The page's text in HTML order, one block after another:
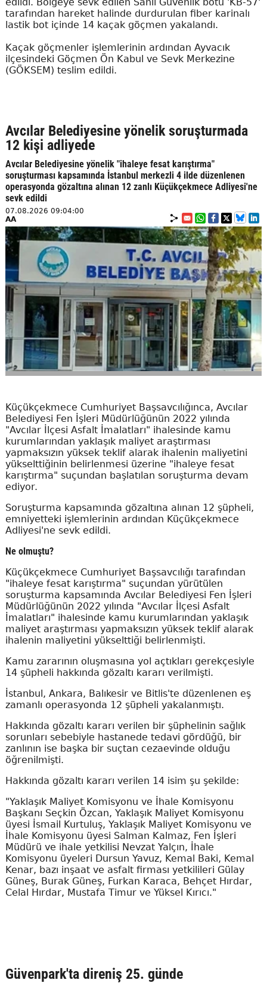
tarafından hareket halinde durdurulan fiber karinalı
lastik bot içinde 14 kaçak göçmen yakalandı.
Kaçak göçmenler işlemlerinin ardından Ayvacık
ilçesindeki Göçmen Ön Kabul ve Sevk Merkezine
(GÖKSEM) teslim edildi.
Avcılar Belediyesine yönelik soruşturmada
12 kişi adliyede
Avcılar Belediyesine yönelik "ihaleye fesat karıştırma"
soruşturması kapsamında İstanbul merkezli 4 ilde düzenlenen
operasyonda gözaltına alınan 12 zanlı Küçükçekmece Adliyesi'ne
sevk edildi
07.08.2026 09:04:00
AA
Küçükçekmece Cumhuriyet Başsavcılığınca, Avcılar
Belediyesi Fen İşleri Müdürlüğünün 2022 yılında
"Avcılar İlçesi Asfalt İmalatları" ihalesinde kamu
kurumlarından yaklaşık maliyet araştırması
yapmaksızın yüksek teklif alarak ihalenin maliyetini
yükselttiğinin belirlenmesi üzerine "ihaleye fesat
karıştırma" suçundan başlatılan soruşturma devam
ediyor.
Soruşturma kapsamında gözaltına alınan 12 şüpheli,
emniyetteki işlemlerinin ardından Küçükçekmece
Adliyesi'ne sevk edildi.
Ne olmuştu?
Küçükçekmece Cumhuriyet Başsavcılığı tarafından
"ihaleye fesat karıştırma" suçundan yürütülen
soruşturma kapsamında Avcılar Belediyesi Fen İşleri
Müdürlüğünün 2022 yılında "Avcılar İlçesi Asfalt
İmalatları" ihalesinde kamu kurumlarından yaklaşık
maliyet araştırması yapmaksızın yüksek teklif alarak
ihalenin maliyetini yükselttiği belirlenmişti.
Kamu zararının oluşmasına yol açtıkları gerekçesiyle
14 şüpheli hakkında gözaltı kararı verilmişti.
İstanbul, Ankara, Balıkesir ve Bitlis'te düzenlenen eş
zamanlı operasyonda 12 şüpheli yakalanmıştı.
Hakkında gözaltı kararı verilen bir şüphelinin sağlık
sorunları sebebiyle hastanede tedavi gördüğü, bir
zanlının ise başka bir suçtan cezaevinde olduğu
öğrenilmişti.
Hakkında gözaltı kararı verilen 14 isim şu şekilde:
"Yaklaşık Maliyet Komisyonu ve İhale Komisyonu
Başkanı Seçkin Özcan, Yaklaşık Maliyet Komisyonu
üyesi İsmail Kurtuluş, Yaklaşık Maliyet Komisyonu ve
İhale Komisyonu üyesi Salman Kalmaz, Fen İşleri
Müdürü ve ihale yetkilisi Nevzat Yalçın, İhale
Komisyonu üyeleri Dursun Yavuz, Kemal Baki, Kemal
Kenar, bazı inşaat ve asfalt firması yetkilileri Gülay
Güneş, Burak Güneş, Furkan Karaca, Behçet Hırdar,
Celal Hırdar, Mustafa Timur ve Yüksel Kırıcı."
Güvenpark'ta direniş 25. günde